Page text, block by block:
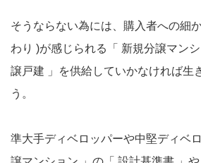
そうならない為には、購入者への細
わり )が感じられる「 新規分譲マン
譲戸建 」を供給していかなければ生
う。
準大手ディベロッパーや中堅ディベ